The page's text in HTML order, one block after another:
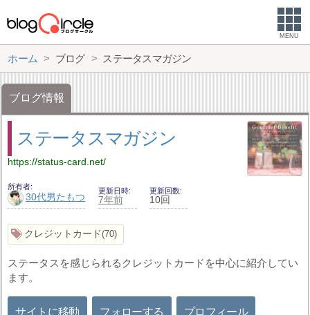
MENU
ホーム ブログ ステータスマガジン
ブログ情報
ステータスマガジン
https://status-card.net/
所有者
30代男たもつ
更新日時
7年前
更新回数
10回
クレジットカード 70
ステータスを感じられるクレジットカードを中心に紹介してい
ます。
サイトに移動 フォローする プロフィール